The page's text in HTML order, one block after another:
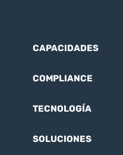
CAPACIDADES
COMPLIANCE
TECNOLOGÍA
SOLUCIONES